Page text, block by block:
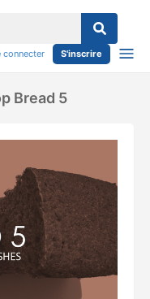
connecter S'inscrire
Bread 5